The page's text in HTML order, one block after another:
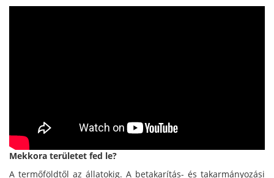
Mekkora területet fed le?
A termőföldtől az állatokig. A betakarítás- és takarmányozási